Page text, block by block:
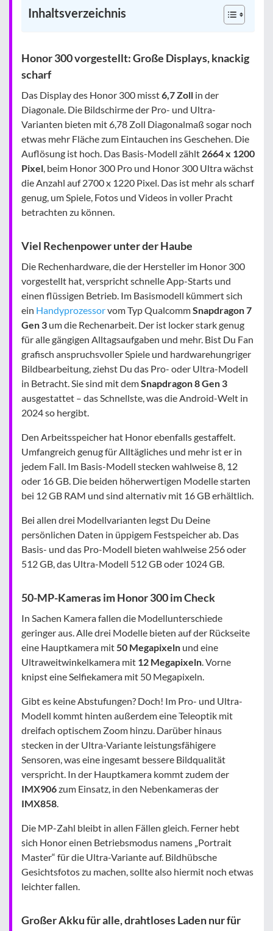
Inhaltsverzeichnis
Honor 300 vorgestellt: Große Displays, knackig
scharf
Das Display des Honor 300 misst6,7 Zoll in der
Diagonale. Die Bildschirme der Pro- und Ultra-
Varianten bieten mit 6,78 Zoll Diagonalmaß sogar noch
etwas mehr Fläche zum Eintauchen ins Geschehen. Die
Auflösung ist hoch. Das Basis-Modell zählt 2664 x 1200
Pixel, beim Honor 300 Pro und Honor 300 Ultra wächst
die Anzahl auf 2700 x 1220 Pixel. Das ist mehr als scharf
genug, um Spiele, Fotos und Videos in voller Pracht
betrachten zu können.
Viel Rechenpower unter der Haube
Die Rechenhardware, die der Hersteller im Honor 300
vorgestellt hat, verspricht schnelle App-Starts und
einen flüssigen Betrieb. Im Basismodell kümmert sich
ein Handyprozessorvom Typ QualcommSnapdragon 7
Gen 3 um die Rechenarbeit. Der ist locker stark genug
für alle gängigen Alltagsaufgaben und mehr. Bist Du Fan
grafisch anspruchsvoller Spiele und hardwarehungriger
Bildbearbeitung, ziehst Du das Pro- oder Ultra-Modell
in Betracht. Sie sind mit demSnapdragon 8 Gen 3
ausgestattet – das Schnellste, was die Android-Welt in
2024 so hergibt.
Den Arbeitsspeicher hat Honor ebenfalls gestaffelt.
Umfangreich genug für Alltägliches und mehr ist er in
jedem Fall. Im Basis-Modell stecken wahlweise 8, 12
oder 16 GB. Die beiden höherwertigen Modelle starten
bei 12 GB RAM und sind alternativ mit 16 GB erhältlich.
Bei allen drei Modellvarianten legst Du Deine
persönlichen Daten in üppigem Festspeicher ab. Das
Basis- und das Pro-Modell bieten wahlweise 256 oder
512 GB, das Ultra-Modell 512 GB oder 1024 GB.
50-MP-Kameras im Honor 300 im Check
In Sachen Kamera fallen die Modellunterschiede
geringer aus. Alle drei Modelle bieten auf der Rückseite
eine Hauptkamera mit50 Megapixeln und eine
Ultraweitwinkelkamera mit 12 Megapixeln. Vorne
knipst eine Selfiekamera mit 50 Megapixeln.
Gibt es keine Abstufungen? Doch! Im Pro- und Ultra-
Modell kommt hinten außerdem eine Teleoptik mit
dreifach optischem Zoom hinzu. Darüber hinaus
stecken in der Ultra-Variante leistungsfähigere
Sensoren, was eine ingesamt bessere Bildqualität
verspricht. In der Hauptkamera kommt zudem der
IMX906zum Einsatz, in den Nebenkameras der
IMX858.
Die MP-Zahl bleibt in allen Fällen gleich. Ferner hebt
sich Honor einen Betriebsmodus namens „Portrait
Master“ für die Ultra-Variante auf. Bildhübsche
Gesichtsfotos zu machen, sollte also hiermit noch etwas
leichter fallen.
Großer Akku für alle, drahtloses Laden nur für